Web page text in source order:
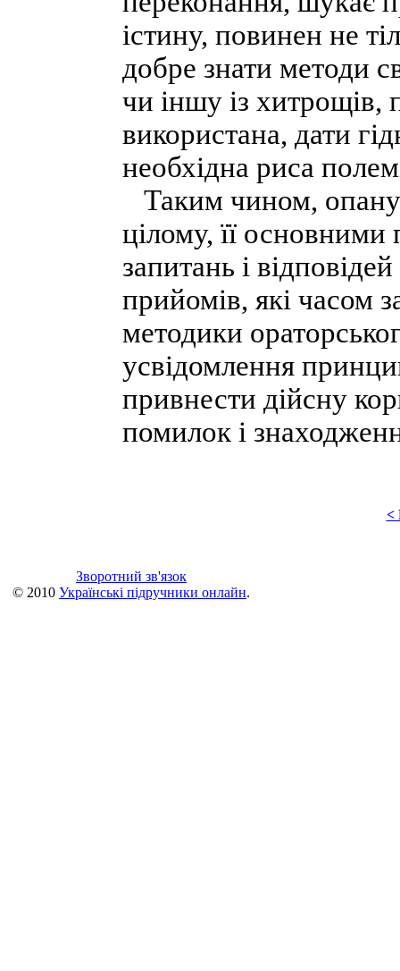
істину, повинен не
добре знати методи
чи іншу із хитрощів,
використана, дати
необхідна риса
Таким чином,
цілому, її
запитань і
прийомів, які часом
методики
усвідомлення
привнести дійсну
помилок і
<
Зворотний зв'язок
© 2010 Українські підручники онлайн.